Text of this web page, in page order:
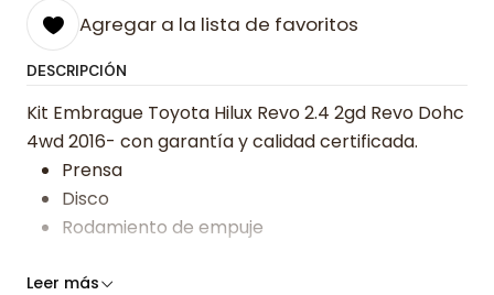
Agregar a la lista de favoritos
DESCRIPCIÓN
Kit Embrague Toyota Hilux Revo 2.4 2gd Revo Dohc
4wd 2016- con garantía y calidad certificada.
Prensa
Disco
Rodamiento de empuje
Somos especialistas en embragues desde 2019,
Leer más